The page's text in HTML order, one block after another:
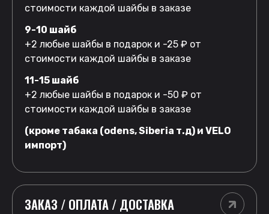
стоимости каждой шайбы в заказе
9-10 шайб
+2 любые шайбы в подарок и -25 ₽ от
стоимости каждой шайбы в заказе
11-15 шайб
+2 любые шайбы в подарок и -50 ₽ от
стоимости каждой шайбы в заказе
(кроме табака (odens, Siberia т.д) и VELO
импорт)
ЗАКАЗ / ОПЛАТА / ДОСТАВКА